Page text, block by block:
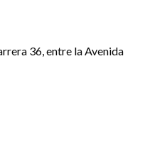
36, entre la Avenida